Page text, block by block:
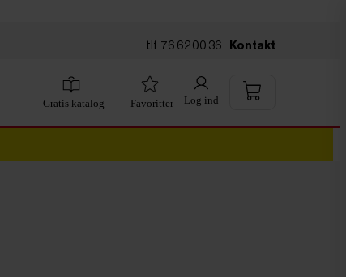
tlf. 76 62 00 36 Kontakt
Gratis katalog Favoritter Log ind